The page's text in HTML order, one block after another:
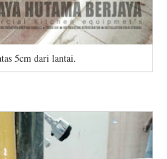
5cm dari lantai.